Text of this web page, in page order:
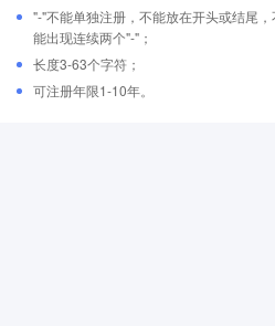
"-"不能单独注册，不能放在开头或结尾
能出现连续两个"-"；
长度3-63个字符；
可注册年限1-10年。